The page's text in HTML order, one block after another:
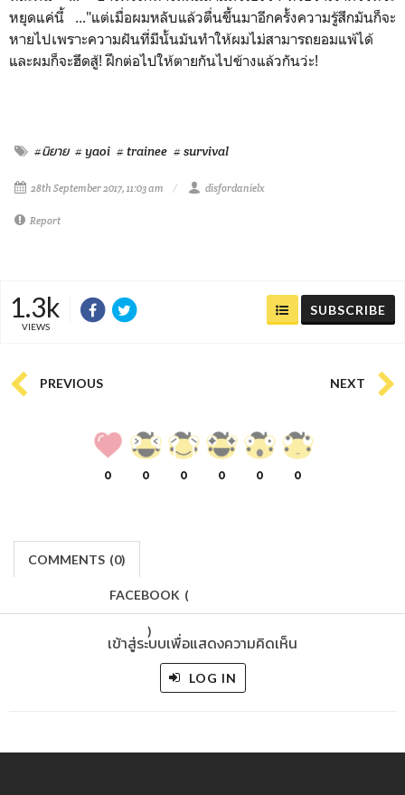
หยุดแค่นี้ ..."แต่เมื่อผมหลับแล้วตื่นขึ้นมาอีกครั้งความรู้สึกมันก็จะ
หายไปเพราะความฝันที่มีนั้นมันทำให้ผมไม่สามารถยอมแพ้ได้
และผมก็จะฮึดสู้! ฝึกต่อไปให้ตายกันไปข้างแล้วกันว่ะ!
#นิยาย # yaoi # trainee # survival
28th September 2017, 11:03 am disfordanielx
Report
1.3k
VIEWS
SUBSCRIBE
PREVIOUS NEXT
0 0 0 0 0 0
COMMENTS (0)
FACEBOOK (
)
เข้าสู่ระบบเพื่อแสดงความคิดเห็น
LOG IN